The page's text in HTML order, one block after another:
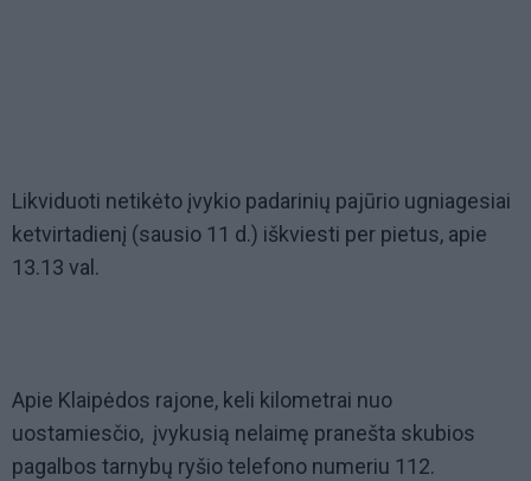
Likviduoti netikėto įvykio padarinių pajūrio ugniagesiai
ketvirtadienį (sausio 11 d.) iškviesti per pietus, apie
13.13 val.
Apie Klaipėdos rajone, keli kilometrai nuo
uostamiesčio, įvykusią nelaimę pranešta skubios
pagalbos tarnybų ryšio telefono numeriu 112.